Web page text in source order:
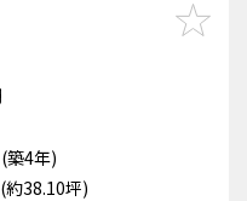
築4年)
38.10坪)